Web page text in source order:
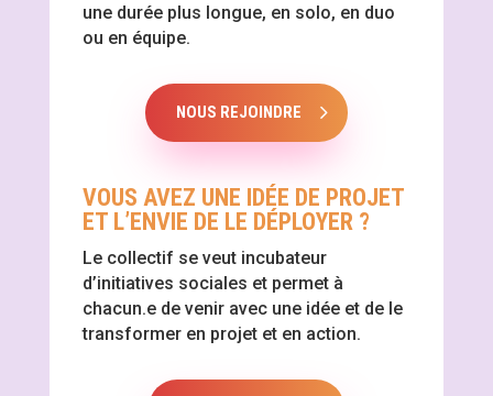
une durée plus longue, en solo, en duo
ou en équipe.
NOUS REJOINDRE
VOUS AVEZ UNE IDÉE DE PROJET
ET L’ENVIE DE LE DÉPLOYER ?
Le collectif se veut incubateur
d’initiatives sociales et permet à
chacun.e de venir avec une idée et de le
transformer en projet et en action.